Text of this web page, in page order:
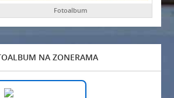
Fotoalbum
NA ZONERAMA